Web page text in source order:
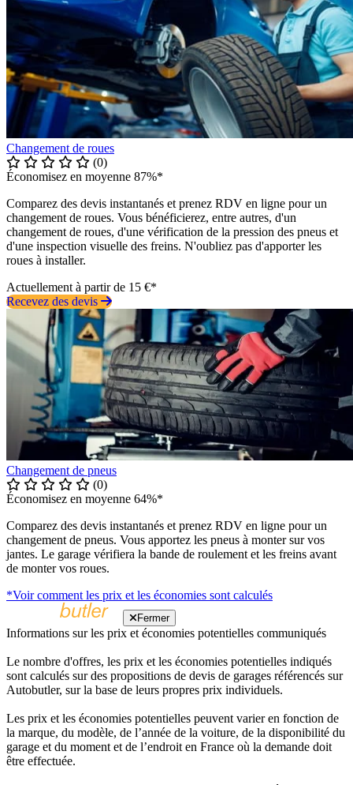
Changement de roues
(0)
Économisez en moyenne 87%*
Comparez des devis instantanés et prenez RDV en ligne pour un
changement de roues. Vous bénéficierez, entre autres, d'un
changement de roues, d'une vérification de la pression des pneus et
d'une inspection visuelle des freins. N'oubliez pas d'apporter les
roues à installer.
Actuellement à partir de 15 €*
Recevez des devis
Changement de pneus
(0)
Économisez en moyenne 64%*
Comparez des devis instantanés et prenez RDV en ligne pour un
changement de pneus. Vous apportez les pneus à monter sur vos
jantes. Le garage vérifiera la bande de roulement et les freins avant
de monter vos roues.
*Voir comment les prix et les économies sont calculés
Fermer
Informations sur les prix et économies potentielles communiqués
Le nombre d'offres, les prix et les économies potentielles indiqués
sont calculés sur des propositions de devis de garages référencés sur
Autobutler, sur la base de leurs propres prix individuels.
Les prix et les économies potentielles peuvent varier en fonction de
la marque, du modèle, de l’année de la voiture, de la disponibilité du
garage et du moment et de l’endroit en France où la demande doit
être effectuée.